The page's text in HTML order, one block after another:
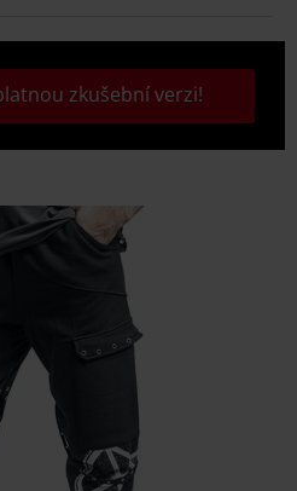
zkušební verzi!